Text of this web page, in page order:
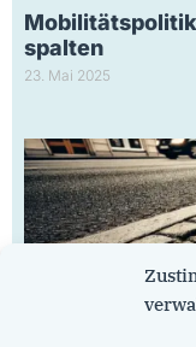
spalten
23. Mai 2025